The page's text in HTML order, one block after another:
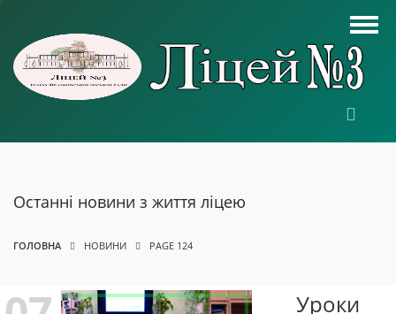
Останні новини з життя ліцею
ГОЛОВНА НОВИНИ PAGE 124
Уроки